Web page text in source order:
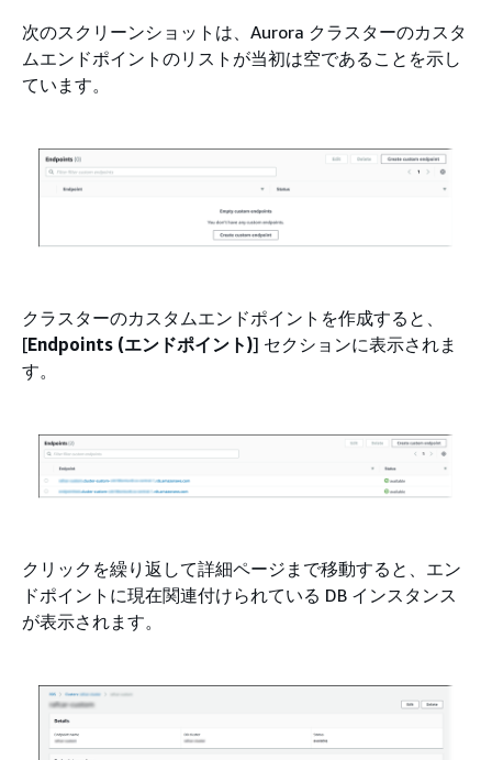
次のスクリーンショットは、Aurora クラスターのカスタ
ムエンドポイントのリストが当初は空であることを示し
ています。
クラスターのカスタムエンドポイントを作成すると、
[Endpoints (エンドポイント)] セクションに表示されま
す。
クリックを繰り返して詳細ページまで移動すると、エン
ドポイントに現在関連付けられている DB インスタンス
が表示されます。